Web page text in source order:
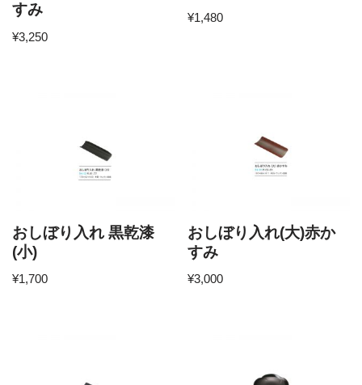
すみ
¥3,250
¥1,480
おしぼり入れ 黒乾漆
(小)
¥1,700
おしぼり入れ(大)赤か
すみ
¥3,000